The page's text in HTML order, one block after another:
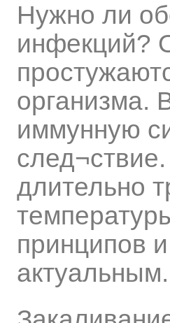
Нужно ли
инфекций?
организма.
иммунную
длительно
принципов
актуальным.